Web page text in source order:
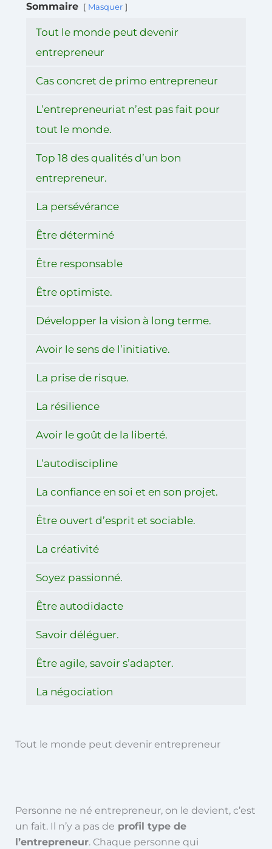
Sommaire Masquer
Tout le monde peut devenir
entrepreneur
Cas concret de primo entrepreneur
L’entrepreneuriat n’est pas fait pour
tout le monde.
Top 18 des qualités d’un bon
entrepreneur.
La persévérance
Être déterminé
Être responsable
Être optimiste.
Développer la vision à long terme.
Avoir le sens de l’initiative.
La prise de risque.
La résilience
Avoir le goût de la liberté.
L’autodiscipline
La confiance en soi et en son projet.
Être ouvert d’esprit et sociable.
La créativité
Soyez passionné.
Être autodidacte
Savoir déléguer.
Être agile, savoir s’adapter.
La négociation
Tout le monde peut devenir entrepreneur
Personne ne né entrepreneur, on le devient, c’est
un fait. Il n’y a pas de profil type de
l’entrepreneur. Chaque personne qui